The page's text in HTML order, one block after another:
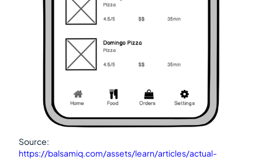
Source:
https://balsamiq.com/assets/learn/articles/actual-